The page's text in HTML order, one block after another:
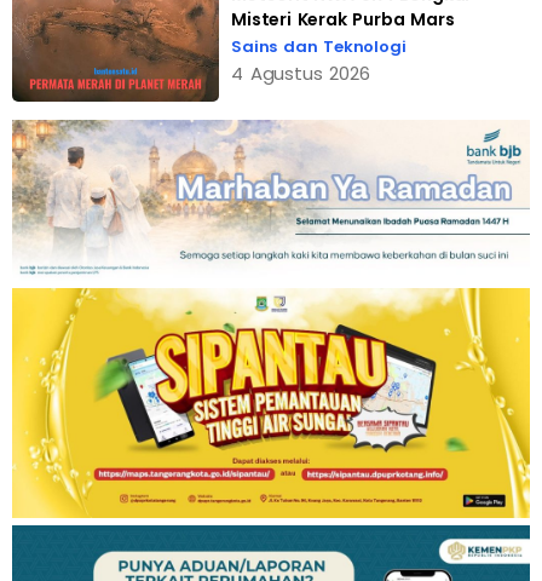
Misteri Kerak Purba Mars
Sains dan Teknologi
4 Agustus 2026